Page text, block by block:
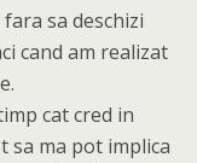
sa deschizi
cand am realizat
cat cred in
sa ma pot implica